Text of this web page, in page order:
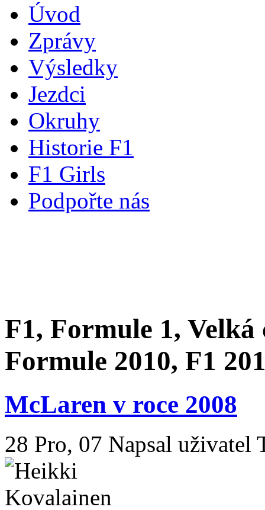
Úvod
Zprávy
Výsledky
Jezdci
Okruhy
Historie F1
F1 Girls
Podpořte nás
F1, Formule 1, Velká
Formule 2010, F1
McLaren v roce 2008
28 Pro, 07 Napsal uživatel